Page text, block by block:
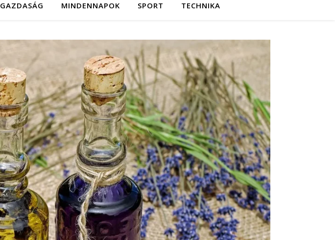
GAZDASÁG MINDENNAPOK SPORT TECHNIKA